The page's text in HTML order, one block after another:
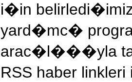
i�in
yard�mc�
arac�l���yla
RSS haber